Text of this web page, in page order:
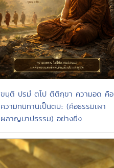
ขนฺติ ปรมํ ตโป ตีติกฺขา ความอด คือ
ความทนทานเป็นตบะ (คือธรรมเผา
ผลาญบาปธรรม) อย่างยิ่ง